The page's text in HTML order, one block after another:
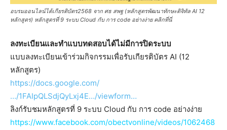
อบรมออนไลน์ได้เกียรติบัตร2568 จาก ศธ สพฐ (หลักสูตรพัฒนาทักษะดิจิทัล AI 12
หลักสูตร) หลักสูตรที่ 9 ระบบ Cloud กับ การ code อย่างง่าย คลิกที่นี่
ลงทะเบียนและทำแบบทดสอบได้ไม่มีการปิดระบบ
แบบลงทะเบียนเข้าร่วมกิจกรรมเพื่อรับเกียรติบัตร AI (12
หลักสูตร)
https://docs.google.com/
…/1FAIpQLSdjQyLxj4E…/viewform…
ลิงก์รับชมหลักสูตรที่ 9 ระบบ Cloud กับ การ code อย่างง่าย
https://www.facebook.com/obectvonline/videos/1062468